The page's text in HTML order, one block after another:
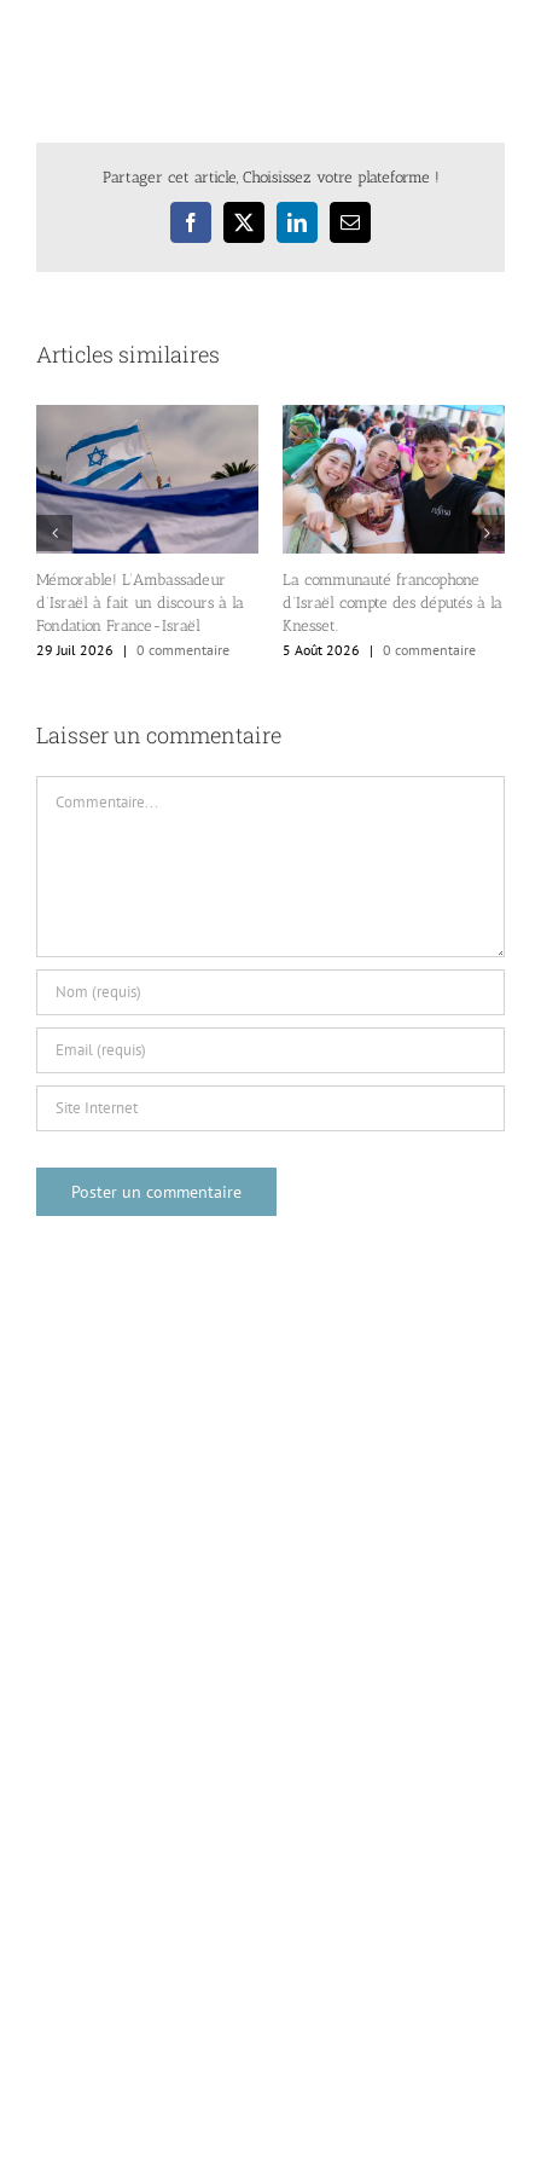
Partager cet article, Choisissez votre plateforme !
Facebook
X LinkedInEmail
Articles similaires
Mémorable! L’Ambassadeur
d’Israël à fait un discours à la
Fondation France-Israël
29 Juil 2026
| 0 commentaire
La communauté francophone
d’Israël compte des députés à la
Knesset.
5 Août 2026
| 0 commentaire
Laisser un commentaire